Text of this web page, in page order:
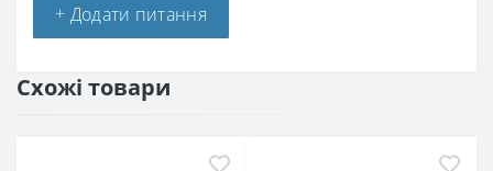
+ Додати питання
Схожі товари